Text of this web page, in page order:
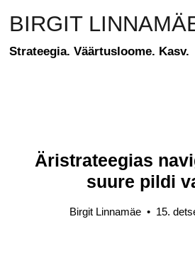
BIRGIT
Strateegia. Väärtusloome. Kasv.
Äristrateegias
suure pildi
Birgit Linnamäe • 15.